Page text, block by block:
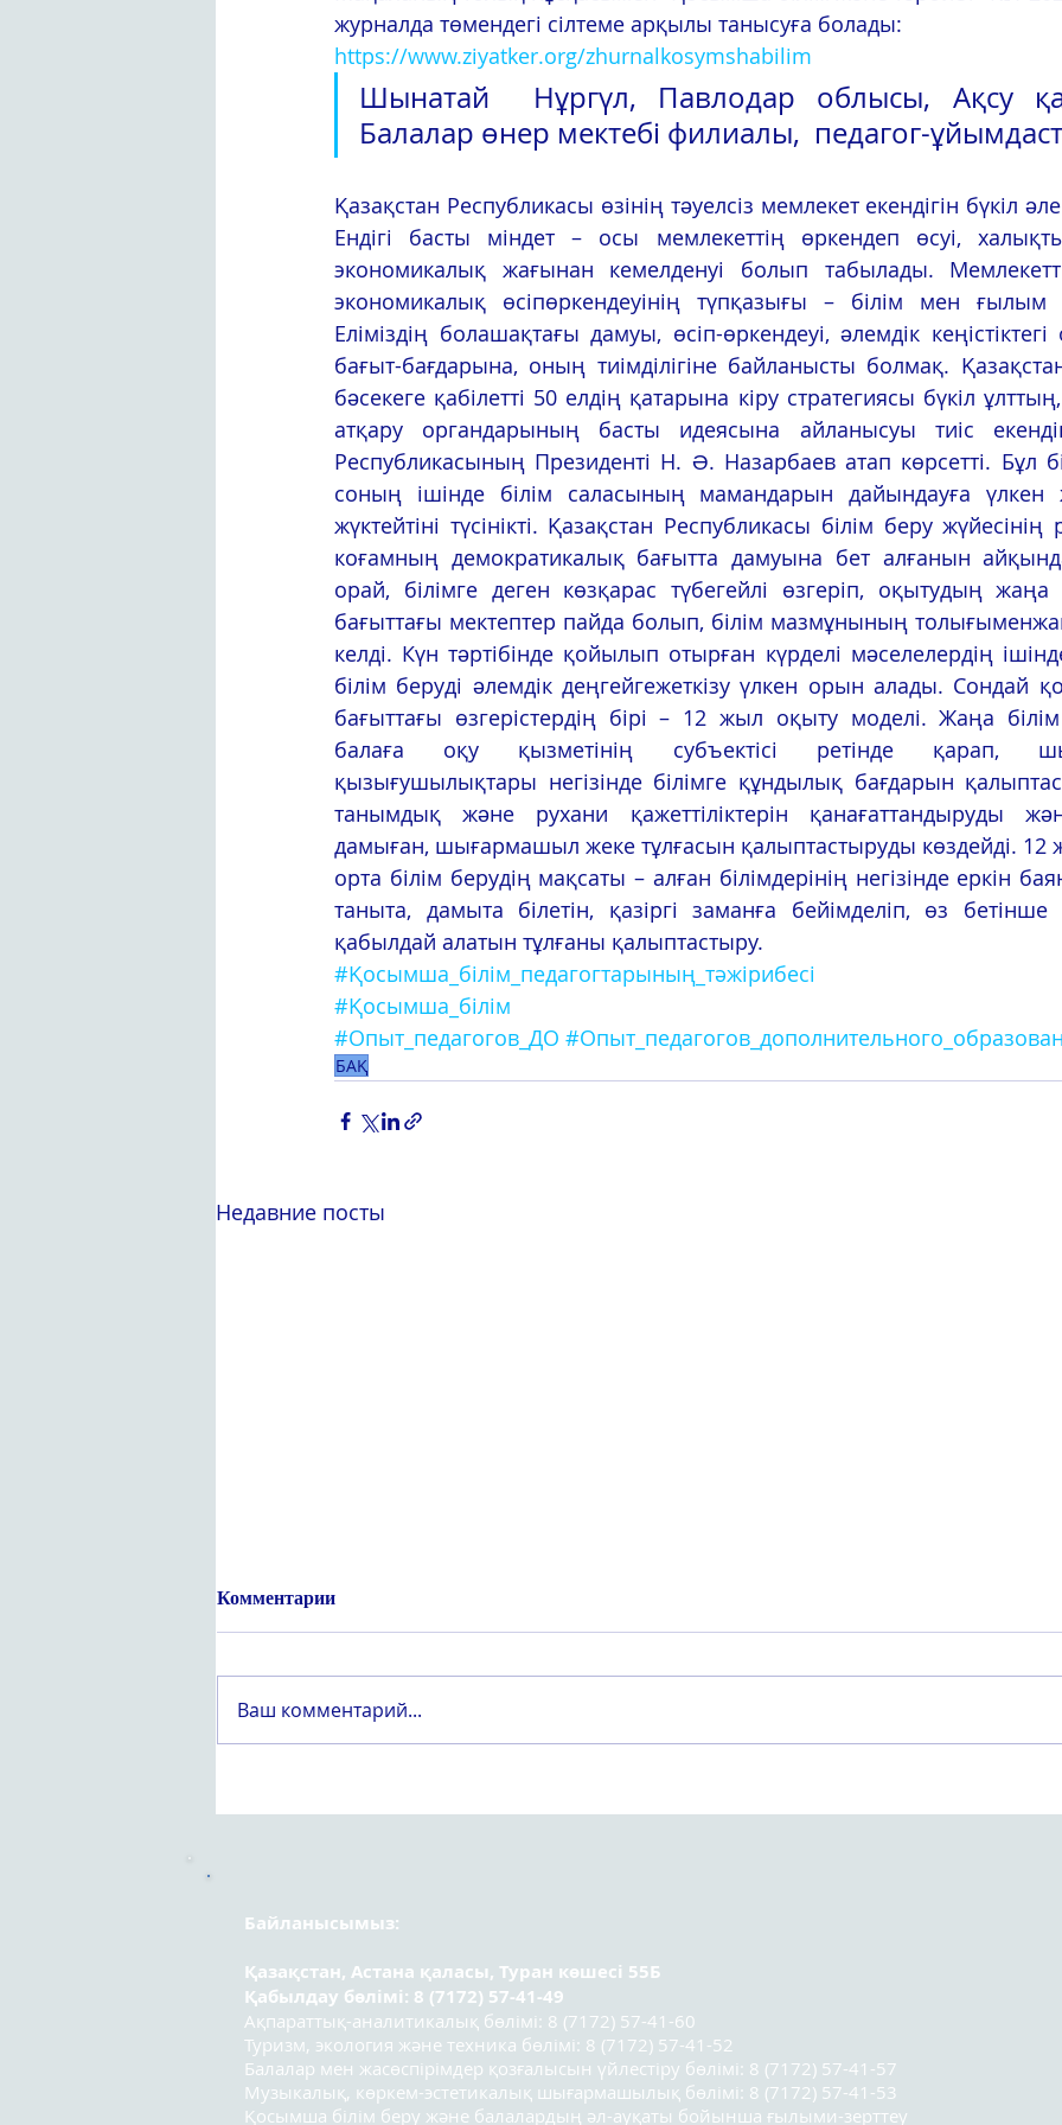
журналда төмендегі сілтеме арқылы танысуға болады:
https://www.ziyatker.org/zhurnalkosymshabilim
Шынатай  Нұргүл, Павлодар облысы, Ақсу
Балалар өнер мектебі филиалы,  педагог-
Қазақстан Республикасы өзінің тəуелсіз мемлекет екендігін бүкіл
Ендігі басты міндет – осы мемлекеттің өркендеп өсуі,
экономикалық жағынан кемелденуі болып табылады.
экономикалық өсіпөркендеуінің түпқазығы – білім мен ғылым
Еліміздің болашақтағы дамуы, өсіп-өркендеуі, əлемдік
бағыт-бағдарына, оның тиімділігіне байланысты болмақ.
бəсекеге қабілетті 50 елдің қатарына кіру стратегиясы бүкіл
атқару органдарының басты идеясына айланысуы тиіс
Республикасының Президенті Н. Ə. Назарбаев атап көрсетті. Бұл
соның ішінде білім саласының мамандарын дайындауға үлкен
жүктейтіні түсінікті. Қазақстан Республикасы білім беру
коғамның демократикалық бағытта дамуына бет алғанын
орай, білімге деген көзқарас түбегейлі өзгеріп, оқытудың жаңа
бағыттағы мектептер пайда болып, білім мазмұнының
келді. Күн тəртібінде қойылып отырған күрделі мəселелердің
білім беруді əлемдік деңгейгежеткізу үлкен орын алады. Сондай
бағыттағы өзгерістердің бірі – 12 жыл оқыту моделі. Жаңа
балаға оқу қызметінің субъектісі ретінде қарап,
қызығушылықтары негізінде білімге құндылық бағдарын
танымдық жəне рухани қажеттіліктерін қанағаттандыруды
дамыған, шығармашыл жеке тұлғасын қалыптастыруды көздейді.
орта білім берудің мақсаты – алған білімдерінің негізінде еркін
таныта, дамыта білетін, қазіргі заманға бейімделіп, өз
қабылдай алатын тұлғаны қалыптастыру.
#Қосымша_білім_педагогтарының_тәжірибесі
#Қосымша_білім
#Опыт_педагогов_ДО
БАҚ
Недавние посты
Комментарии
Ваш комментарий...
Байланысымыз:
Қазақстан, Астана қаласы, Туран көшесі 55Б
Қабылдау бөлімі: 8 (7172) 57-41-49
Ақпараттық-аналитикалық бөлімі: 8 (7172) 57-41-60
Туризм, экология және техника бөлімі: 8 (7172) 57-41-52
Балалар мен жасөспірімдер қозғалысын үйлестіру бөлімі: 8 (7172) 57-41-57
Музыкалық, көркем-эстетикалық шығармашылық бөлімі: 8 (7172) 57-41-53
Қосымша білім беру және балалардың әл-ауқаты бойынша ғылыми-зерттеу